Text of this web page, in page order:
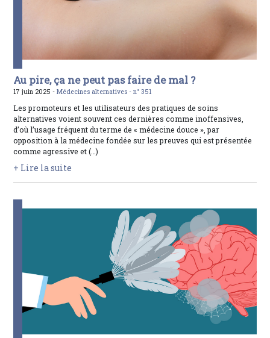
Au pire, ça ne peut pas faire de mal ?
17 juin 2025 -Médecines alternatives -n° 351
Les promoteurs et les utilisateurs des pratiques de soins
alternatives voient souvent ces dernières comme inoffensives,
d’où l’usage fréquent du terme de « médecine douce », par
opposition à la médecine fondée sur les preuves qui est présentée
comme agressive et (…)
+ Lire la suite